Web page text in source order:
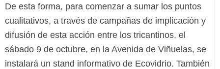
De esta forma, para comenzar a sumar los puntos
cualitativos, a través de campañas de implicación y
difusión de esta acción entre los tricantinos, el
sábado 9 de octubre, en la Avenida de Viñuelas, se
instalará un stand informativo de Ecovidrio. También